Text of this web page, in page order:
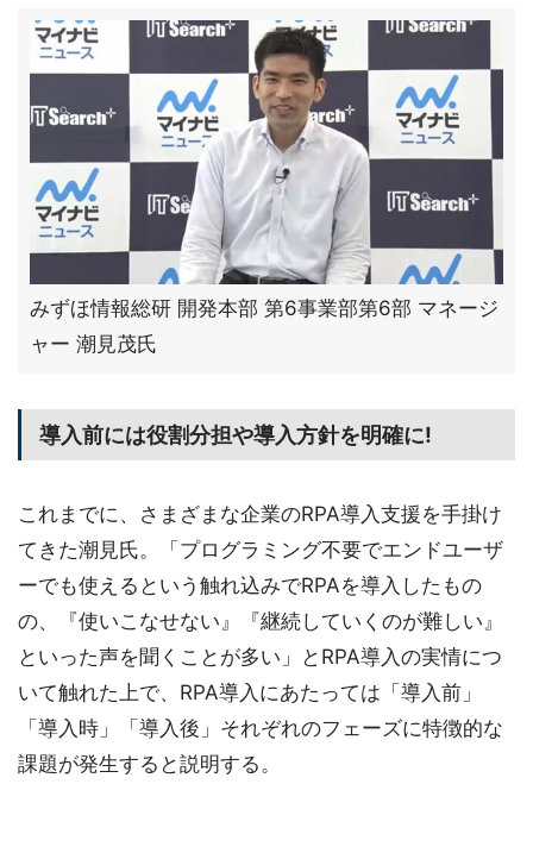
みずほ情報総研 開発本部 第6事業部第6部 マネージ
ャー 潮見茂氏
導入前には役割分担や導入方針を明確に!
これまでに、さまざまな企業のRPA導入支援を手掛け
てきた潮見氏。「プログラミング不要でエンドユーザ
ーでも使えるという触れ込みでRPAを導入したもの
の、『使いこなせない』『継続していくのが難しい』
といった声を聞くことが多い」とRPA導入の実情につ
いて触れた上で、RPA導入にあたっては「導入前」
「導入時」「導入後」それぞれのフェーズに特徴的な
課題が発生すると説明する。